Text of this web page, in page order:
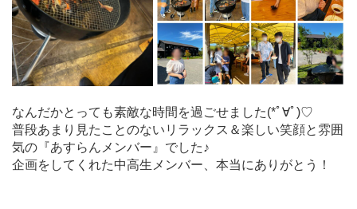
なんだかとっても素敵な時間を過ごせました(*ﾟ∀ﾟ)♡
普段あまり見たことのないリラックス＆楽しい笑顔と雰囲
気の『あすらんメンバー』でした♪
企画をしてくれた中高生メンバー、本当にありがとう！